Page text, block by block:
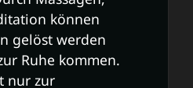
können
gelöst werden
Ruhe kommen.
nur zur